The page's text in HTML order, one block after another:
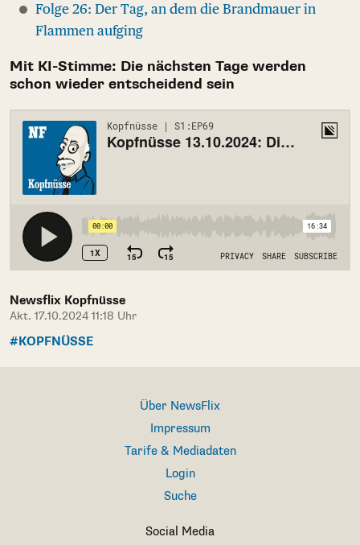
Folge 26: Der Tag, an dem die Brandmauer in
Flammen aufging
Mit KI-Stimme: Die nächsten Tage werden
schon wieder entscheidend sein
Newsflix Kopfnüsse
Akt. 17.10.2024 11:18 Uhr
#KOPFNÜSSE
Über NewsFlix
Impressum
Tarife & Mediadaten
Login
Suche
Social Media